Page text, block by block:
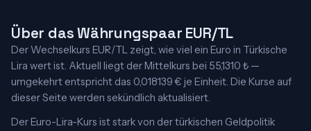
Über das Währungspaar EUR/TL
Der Wechselkurs EUR/TL zeigt, wie viel ein Euro in Türkische
Lira wert ist. Aktuell liegt der Mittelkurs bei 55,1310 ₺ —
umgekehrt entspricht das 0,018139 € je Einheit. Die Kurse auf
dieser Seite werden sekündlich aktualisiert.
Der Euro-Lira-Kurs ist stark von der türkischen Geldpolitik